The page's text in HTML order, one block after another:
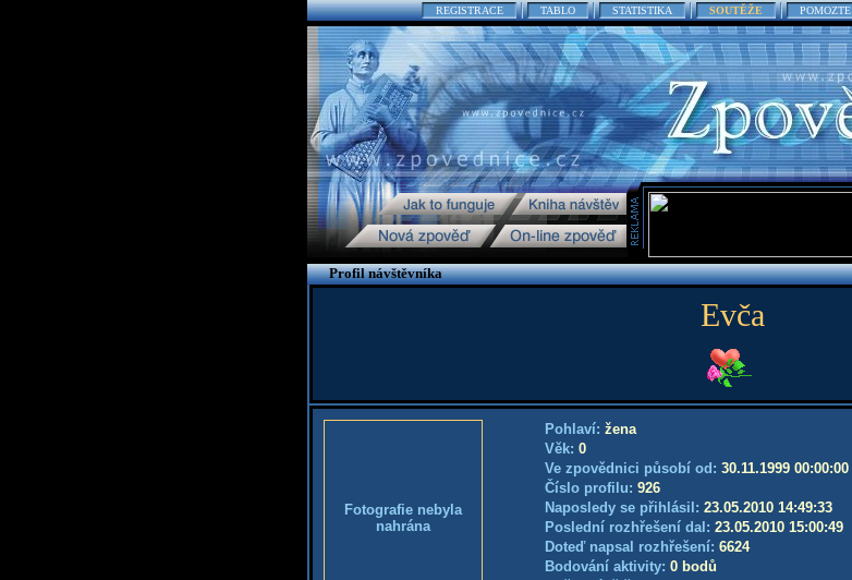
REGISTRACE TABLO STATISTIKA SOUTĚŽE POMOZTE
Profil návštěvníka
Evča
Fotografie nebyla
nahrána
Pohlaví: žena
Věk: 0
Ve zpovědnici působí od: 30.11.1999 00:00:00
Číslo profilu: 926
Naposledy se přihlásil: 23.05.2010 14:49:33
Poslední rozhřešení dal: 23.05.2010 15:00:49
Doteď napsal rozhřešení: 6624
Bodování aktivity: 0 bodů